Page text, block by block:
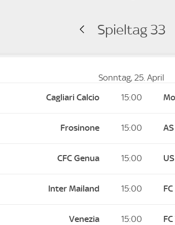
Spieltag 33
Sonntag, 25. April
Cagliari Calcio
15:00
Frosinone 15:00
CFC Genua 15:00
Inter Mailand 15:00
Venezia 15:00